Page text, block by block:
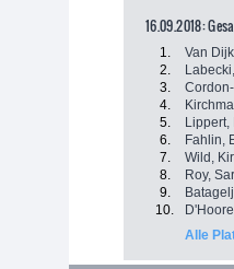
16.09.2018:
1. Van
2.
3.
4.
5.
Lippert,
6.
Fahlin,
7.
Wild,
8.
Roy,
9.
10.
Alle